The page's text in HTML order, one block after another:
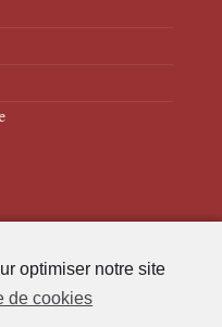
optimiser notre site
de cookies